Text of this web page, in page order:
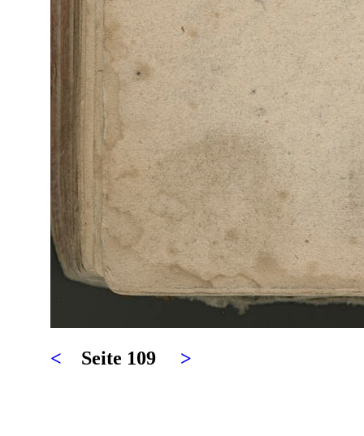
< Seite 109 >